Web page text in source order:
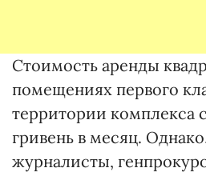
Стоимость аренды
помещениях первого
территории комплекса
гривень в месяц.
журналисты,